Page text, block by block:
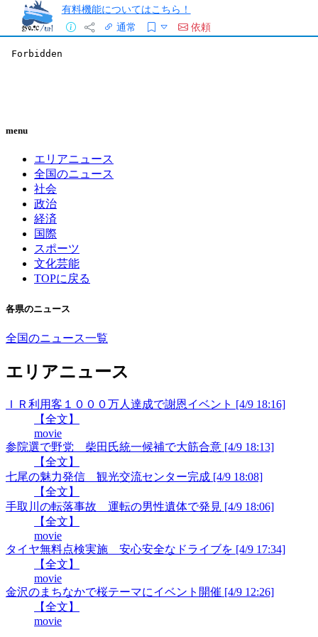
有料機能についてはこちら！
通常
依頼